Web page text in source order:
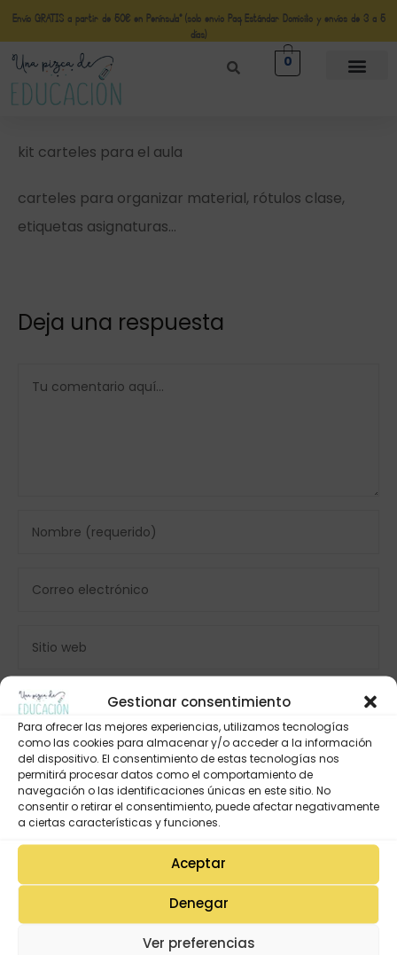
Gestionar consentimiento
Para ofrecer las mejores experiencias, utilizamos tecnologías
como las cookies para almacenar y/o acceder a la información
del dispositivo. El consentimiento de estas tecnologías nos
permitirá procesar datos como el comportamiento de
navegación o las identificaciones únicas en este sitio. No
consentir o retirar el consentimiento, puede afectar negativamente
a ciertas características y funciones.
Aceptar
Denegar
Ver preferencias
Envío GRATIS a partir de 50€ en Península* (solo envio Paq Estándar Domicilio y envíos de 3 a 5
días)
0
kit carteles para el aula
carteles para organizar material, rótulos clase,
etiquetas asignaturas…
Deja una respuesta
Mi Cuenta
Lista de deseos